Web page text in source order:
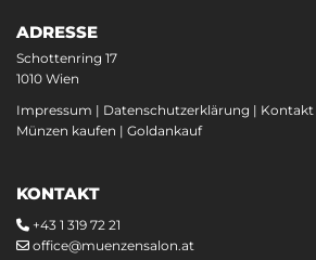
ADRESSE
Schottenring 17
1010 Wien
Impressum | Datenschutzerklärung | Kontakt
Münzen kaufen | Goldankauf
KONTAKT
 +43 1 319 72 21
 office@muenzensalon.at